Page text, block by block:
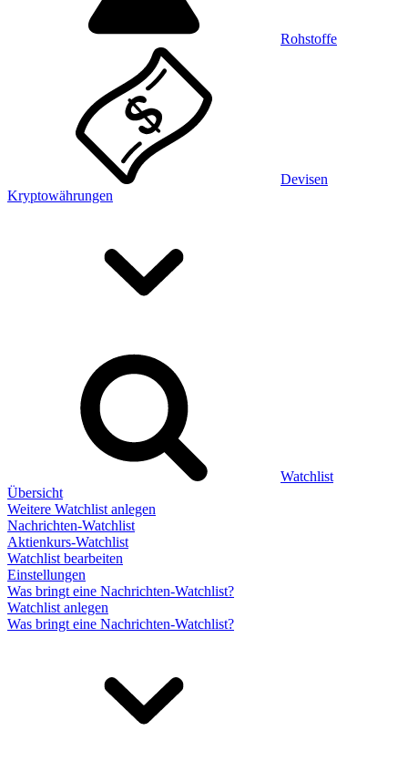
Rohstoffe
Devisen
Kryptowährungen
Watchlist
Übersicht
Weitere Watchlist anlegen
Nachrichten-Watchlist
Aktienkurs-Watchlist
Watchlist bearbeiten
Einstellungen
Was bringt eine Nachrichten-Watchlist?
Watchlist anlegen
Was bringt eine Nachrichten-Watchlist?